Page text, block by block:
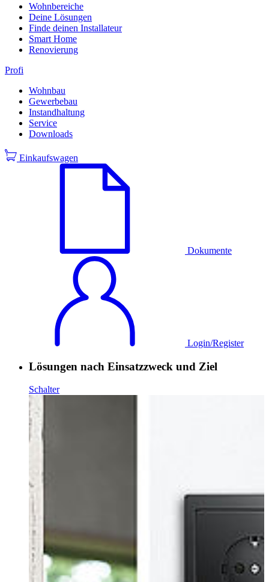
Wohnbereiche
Deine Lösungen
Finde deinen Installateur
Smart Home
Renovierung
Profi
Wohnbau
Gewerbebau
Instandhaltung
Service
Downloads
Einkaufswagen
Dokumente
Login/Register
Lösungen nach Einsatzzweck und Ziel
Schalter